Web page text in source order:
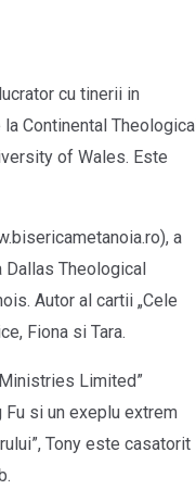
cu tinerii in
Continental Theological
of Wales. Este
a
Theological
Autor al cartii „Cele
Fiona si Tara.
Limited”
si un exeplu extrem
Tony este casatorit